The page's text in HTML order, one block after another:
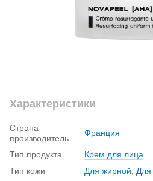
Характеристики
Страна
производитель
Франция
Тип продукта
Крем для лица
Тип кожи
Для жирной
Для